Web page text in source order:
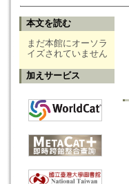
本文を読む
まだ本館にオーソラ
イズされていません
加えサービス